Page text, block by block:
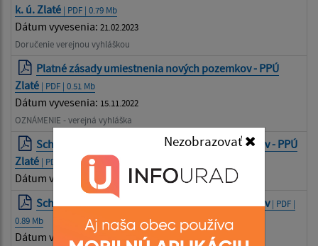
k. ú. Zlaté | PDF | 0.79 Mb
Dátum vyvesenia: 21.02.2023
Doručenie verejnou vyhláškou
Platné zásady umiestnenia nových pozemkov - PPÚ
Zlaté | PDF | 0.51 Mb
Dátum vyvesenia: 15.11.2022
OZNÁMENIE - verejná vyhláška
Schválené zásady umiestnenia nových pozemkov - PPÚ
Zlaté | PDF | 0.78 Mb
Dátum vyvesenia: 15.11.2022
Schválené zásady umiestnenia nových pozemkov| PDF |
0.89 Mb
Dátum vyvesenia:
Nezobrazovať